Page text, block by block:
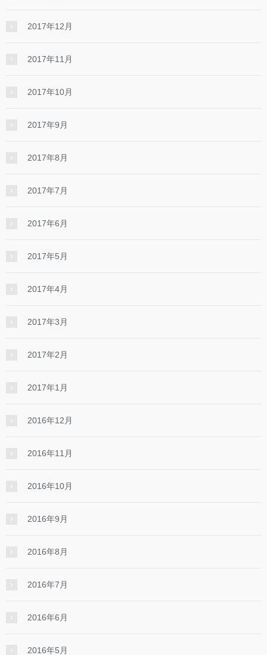
2017年12月
2017年11月
2017年10月
2017年9月
2017年8月
2017年7月
2017年6月
2017年5月
2017年4月
2017年3月
2017年2月
2017年1月
2016年12月
2016年11月
2016年10月
2016年9月
2016年8月
2016年7月
2016年6月
2016年5月